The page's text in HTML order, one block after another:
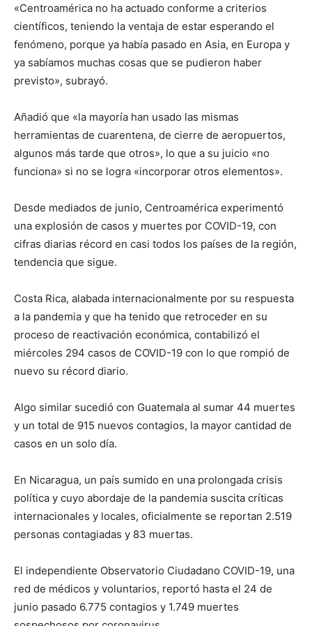
«Centroamérica no ha actuado conforme a criterios
científicos, teniendo la ventaja de estar esperando el
fenómeno, porque ya había pasado en Asia, en Europa y
ya sabíamos muchas cosas que se pudieron haber
previsto», subrayó.
Añadió que «la mayoría han usado las mismas
herramientas de cuarentena, de cierre de aeropuertos,
algunos más tarde que otros», lo que a su juicio «no
funciona» si no se logra «incorporar otros elementos».
Desde mediados de junio, Centroamérica experimentó
una explosión de casos y muertes por COVID-19, con
cifras diarias récord en casi todos los países de la región,
tendencia que sigue.
Costa Rica, alabada internacionalmente por su respuesta
a la pandemia y que ha tenido que retroceder en su
proceso de reactivación económica, contabilizó el
miércoles 294 casos de COVID-19 con lo que rompió de
nuevo su récord diario.
Algo similar sucedió con Guatemala al sumar 44 muertes
y un total de 915 nuevos contagios, la mayor cantidad de
casos en un solo día.
En Nicaragua, un país sumido en una prolongada crisis
política y cuyo abordaje de la pandemia suscita críticas
internacionales y locales, oficialmente se reportan 2.519
personas contagiadas y 83 muertas.
El independiente Observatorio Ciudadano COVID-19, una
red de médicos y voluntarios, reportó hasta el 24 de
junio pasado 6.775 contagios y 1.749 muertes